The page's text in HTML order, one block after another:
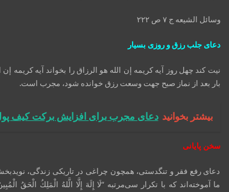
وسائل الشیعه ج ۷ ص ۲۲۲
دعای جلب رزق و روزی بسیار
بار بعد از نماز صبح جهت وسعت رزق خوانده شود، مجرب است.
بیشتر بخوانید دعای مجرب برای افزایش برکت کیف
سخن پایانی
دعای رفع فقر و تنگدستی، همچون چراغی در تاریکی زندگی،
ما آموخته‌اند که با تکرار سی‌مرتبه “لَا إِلَهَ إِلَّا الَّلهُ الْمَلِكُ الْحَقُ